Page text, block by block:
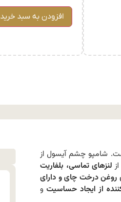
افزودن به سبد خرید
شامپو چشم آیسول از
لنزهای تماسی، بلفاریت
روغن درخت چای و دارای
از ایجاد حساسیتو